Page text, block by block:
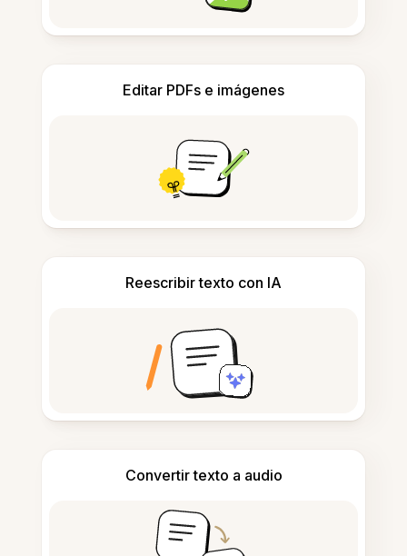
Editar PDFs e imágenes
Reescribir texto con IA
Convertir texto a audio